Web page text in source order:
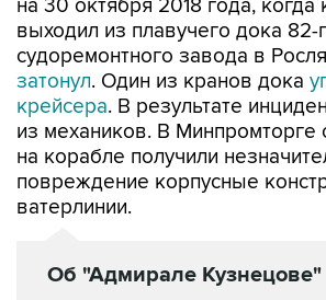
на 30 октября 2018 года, когда
выходил из плавучего дока 82-
судоремонтного завода в
затонул. Один из кранов дока
крейсера. В результате
из механиков. В Минпромторге
на корабле получили
повреждение корпусные
ватерлинии.
Об "Адмирале Кузнецове"